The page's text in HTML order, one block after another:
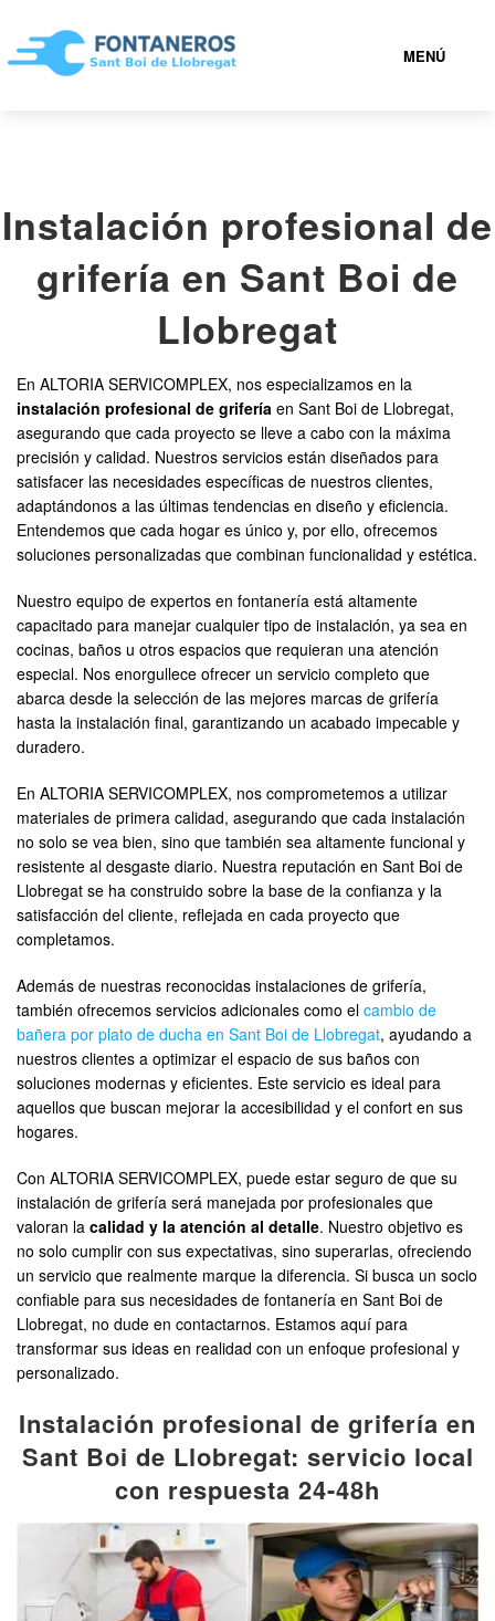
MENÚ
936 94 07 18
FONTANEROS SANT BOI DE LLOBREGAT BARATOS
CONTACTAR
Instalación profesional de
grifería en Sant Boi de
Llobregat
En ALTORIA SERVICOMPLEX, nos especializamos en la
instalación profesional de grifería en Sant Boi de Llobregat,
asegurando que cada proyecto se lleve a cabo con la máxima
precisión y calidad. Nuestros servicios están diseñados para
satisfacer las necesidades específicas de nuestros clientes,
adaptándonos a las últimas tendencias en diseño y eficiencia.
Entendemos que cada hogar es único y, por ello, ofrecemos
soluciones personalizadas que combinan funcionalidad y estética.
Nuestro equipo de expertos en fontanería está altamente
capacitado para manejar cualquier tipo de instalación, ya sea en
cocinas, baños u otros espacios que requieran una atención
especial. Nos enorgullece ofrecer un servicio completo que
abarca desde la selección de las mejores marcas de grifería
hasta la instalación final, garantizando un acabado impecable y
duradero.
En ALTORIA SERVICOMPLEX, nos comprometemos a utilizar
materiales de primera calidad, asegurando que cada instalación
no solo se vea bien, sino que también sea altamente funcional y
resistente al desgaste diario. Nuestra reputación en Sant Boi de
Llobregat se ha construido sobre la base de la confianza y la
satisfacción del cliente, reflejada en cada proyecto que
completamos.
Además de nuestras reconocidas instalaciones de grifería,
también ofrecemos servicios adicionales como el cambio de
bañera por plato de ducha en Sant Boi de Llobregat, ayudando a
nuestros clientes a optimizar el espacio de sus baños con
soluciones modernas y eficientes. Este servicio es ideal para
aquellos que buscan mejorar la accesibilidad y el confort en sus
hogares.
Con ALTORIA SERVICOMPLEX, puede estar seguro de que su
instalación de grifería será manejada por profesionales que
valoran la calidad y la atención al detalle. Nuestro objetivo es
no solo cumplir con sus expectativas, sino superarlas, ofreciendo
un servicio que realmente marque la diferencia. Si busca un socio
confiable para sus necesidades de fontanería en Sant Boi de
Llobregat, no dude en contactarnos. Estamos aquí para
transformar sus ideas en realidad con un enfoque profesional y
personalizado.
Instalación profesional de grifería en
Sant Boi de Llobregat: servicio local
con respuesta 24-48h